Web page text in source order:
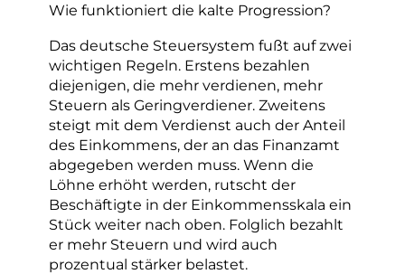
Wie funktioniert die kalte Progression?
Das deutsche Steuersystem fußt auf zwei
wichtigen Regeln. Erstens bezahlen
diejenigen, die mehr verdienen, mehr
Steuern als Geringverdiener. Zweitens
steigt mit dem Verdienst auch der Anteil
des Einkommens, der an das Finanzamt
abgegeben werden muss. Wenn die
Löhne erhöht werden, rutscht der
Beschäftigte in der Einkommensskala ein
Stück weiter nach oben. Folglich bezahlt
er mehr Steuern und wird auch
prozentual stärker belastet.